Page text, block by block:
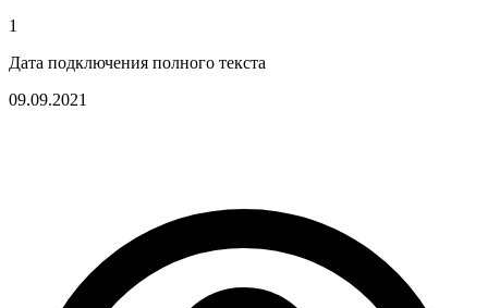
1
Дата подключения полного текста
09.09.2021